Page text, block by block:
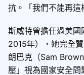
抗。「我們不能再這
斯威特曾擔任過美
2015年），她完全
朗巴克（Sam
壓」視為國家安全問